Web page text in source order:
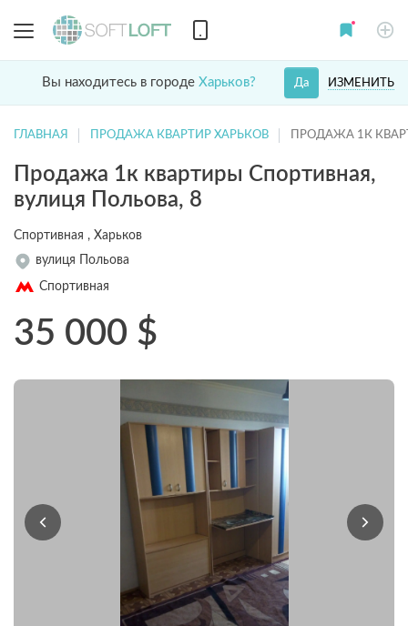
Вы находитесь в городе Харьков? ИЗМЕНИТЬ
Да
ГЛАВНАЯ ПРОДАЖА КВАРТИР ХАРЬКОВ ПРОДАЖА 1К
Продажа 1к квартиры Спортивная,
вулиця Польова, 8
Спортивная , Харьков
вулиця Польова
Спортивная
35 000 $